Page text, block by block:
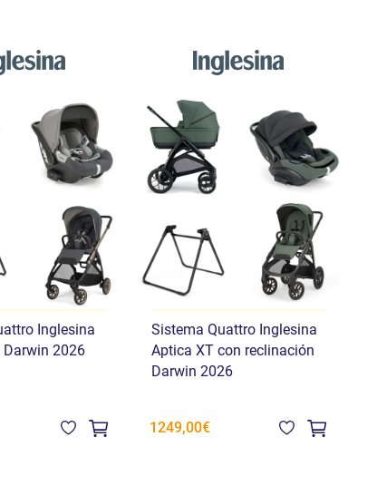
Inglesina
Darwin 2026
Sistema Quattro Inglesina
Aptica XT con reclinación
Darwin 2026
1249,00€